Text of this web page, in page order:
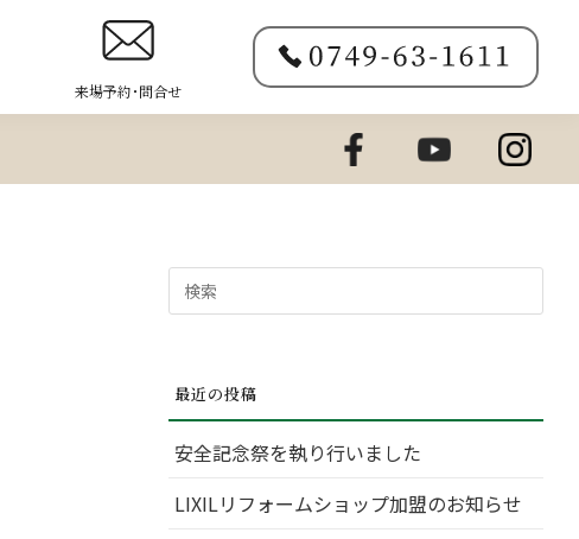
来場予約･問合せ
索
最近の投稿
安全記念祭を執り行いました
LIXILリフォームショップ加盟のお知らせ